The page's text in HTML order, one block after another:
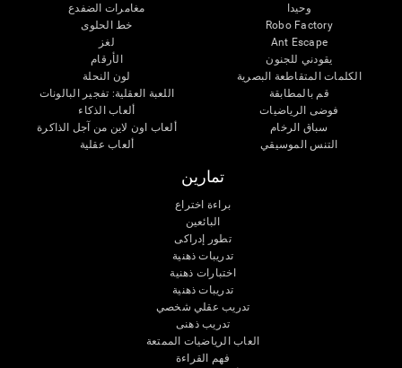
وحيدا
Robo Factory
Ant Escape
يقودني للجنون
الكلمات المتقاطعة البصرية
قم بالمطابقة
فوضى الرياضيات
سباق الرخام
التنس الموسيقي
مغامرات الضفدع
خط الحلوى
لغز
الأرقام
لون النحلة
اللعبة العقلية: تفجير البالونات
ألعاب الذكاء
ألعاب اون لاين من آجل الذاكرة
ألعاب عقلية
تمارين
براءة اختراع
البائعين
تطور إدراكى
تدريبات ذهنية
اختبارات ذهنية
تدريبات ذهنية
تدريب عقلي شخصي
تدريب ذهنى
العاب الرياضيات الممتعة
فهم القراءة